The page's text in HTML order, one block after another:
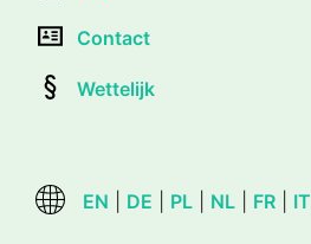
Contact
Wettelijk
EN DE PL NL FR IT